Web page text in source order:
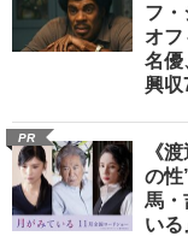
フ
オフ
名優
興収
PR
《
の性
馬・
いる